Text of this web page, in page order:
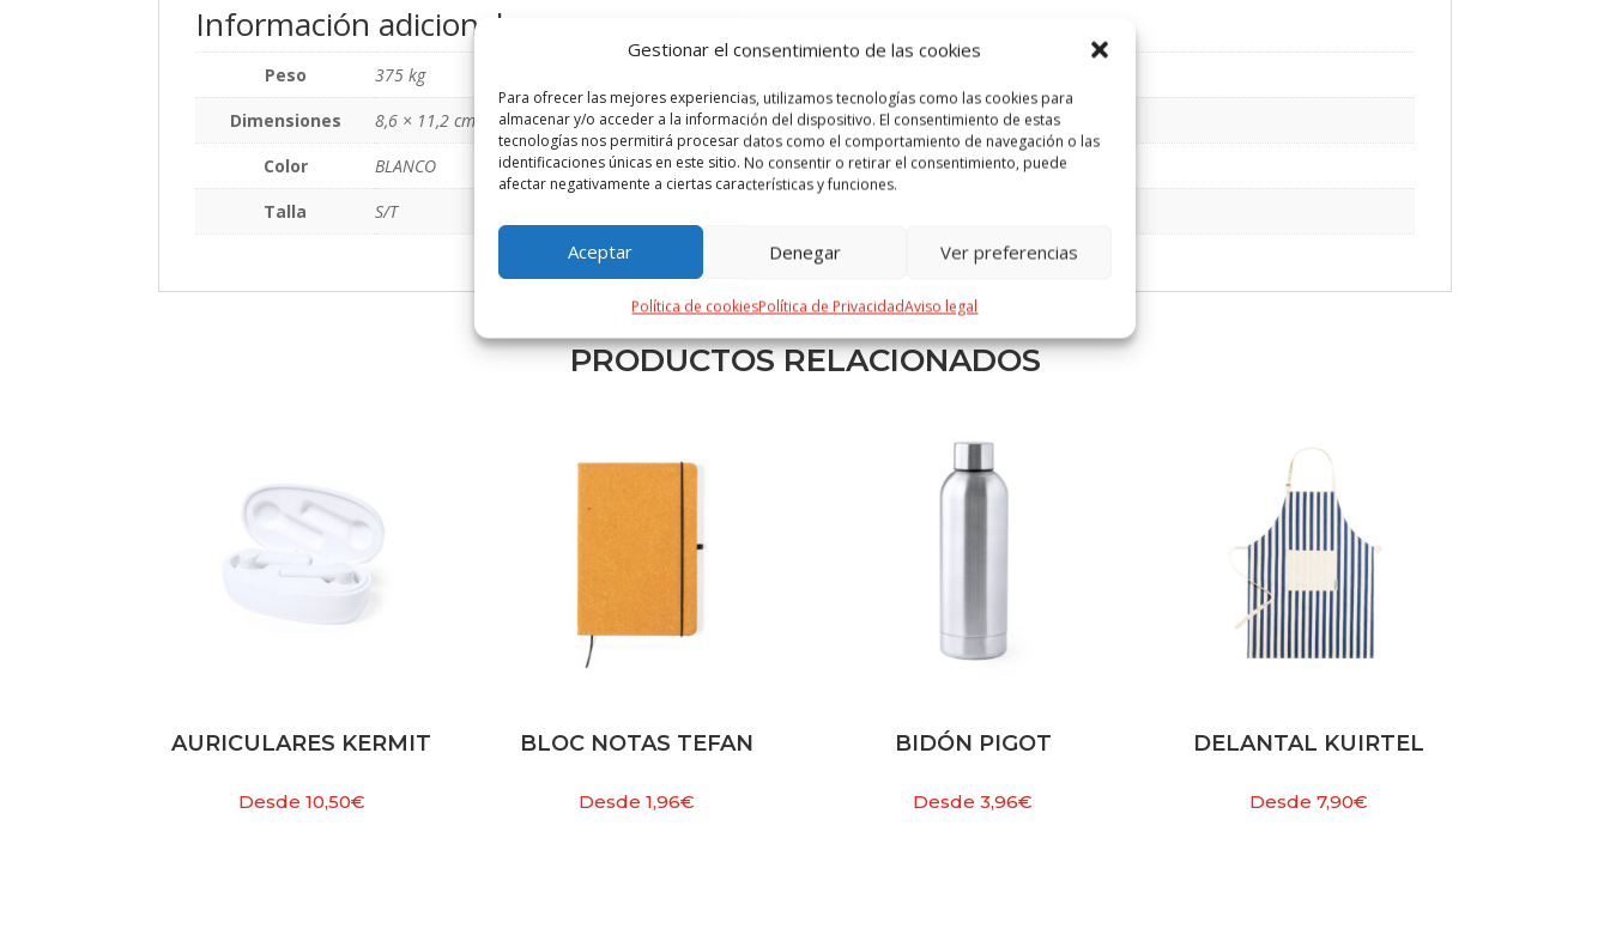
Gestionar el consentimiento de las cookies
Para ofrecer las mejores experiencias, utilizamos tecnologías como las cookies para
almacenar y/o acceder a la información del dispositivo. El consentimiento de estas
tecnologías nos permitirá procesar datos como el comportamiento de navegación o las
identificaciones únicas en este sitio. No consentir o retirar el consentimiento, puede
afectar negativamente a ciertas características y funciones.
Aceptar Denegar Ver preferencias
Política de cookiesPolítica de PrivacidadAviso legal
Información adicional
Peso
375 kg
Dimensiones
8,6 × 11,2 cm
Color
BLANCO
Talla
S/T
PRODUCTOS RELACIONADOS
AURICULARES KERMIT
Desde 10,50€
BLOC NOTAS TEFAN
Desde1,96€
BIDÓN PIGOT
Desde3,96€
DELANTAL KUIRTEL
Desde 7,90€